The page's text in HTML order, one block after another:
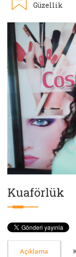
Güzellik
Kuaförlük
Açıklama